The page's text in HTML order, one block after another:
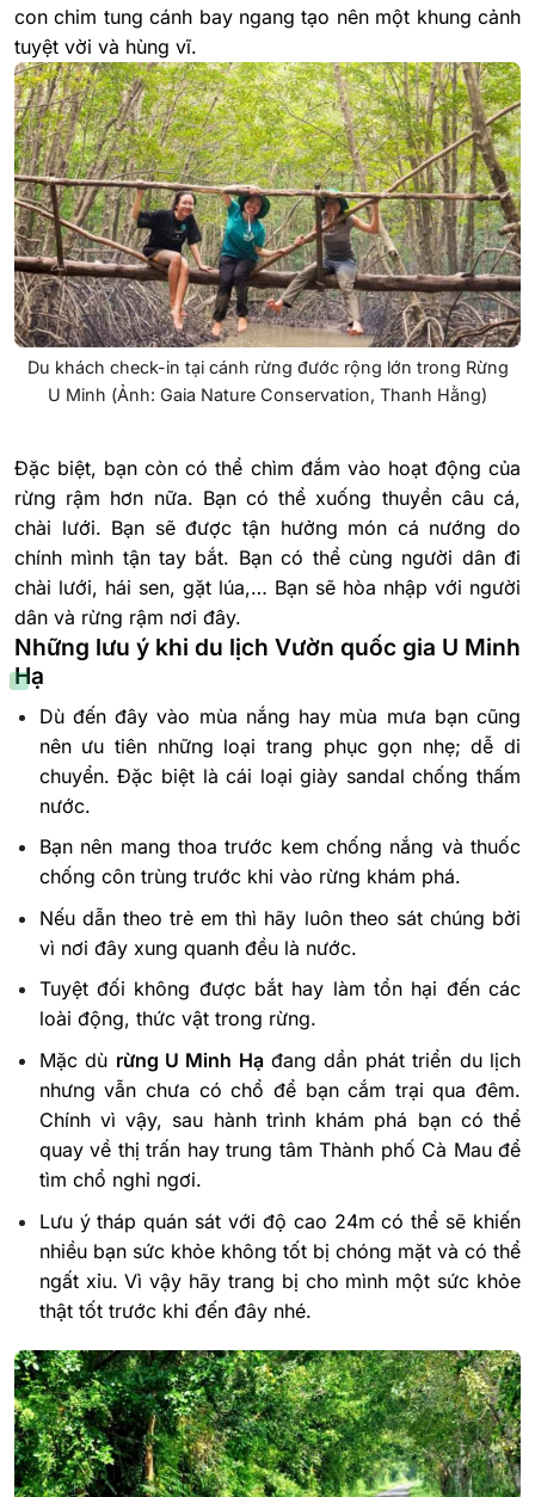
con chim tung cánh bay ngang tạo nên một khung cảnh
tuyệt vời và hùng vĩ.
Du khách check-in tại cánh rừng đước rộng lớn trong Rừng
U Minh (Ảnh: Gaia Nature Conservation, Thanh Hằng)
Đặc biệt, bạn còn có thể chìm đắm vào hoạt động của
rừng rậm hơn nữa. Bạn có thể xuống thuyền câu cá,
chài lưới. Bạn sẽ được tận hưởng món cá nướng do
chính mình tận tay bắt. Bạn có thể cùng người dân đi
chài lưới, hái sen, gặt lúa,… Bạn sẽ hòa nhập với người
dân và rừng rậm nơi đây.
Những lưu ý khi du lịch Vườn quốc gia U Minh
Hạ
Dù đến đây vào mùa nắng hay mùa mưa bạn cũng
nên ưu tiên những loại trang phục gọn nhẹ; dễ di
chuyển. Đặc biệt là cái loại giày sandal chống thấm
nước.
Bạn nên mang thoa trước kem chống nắng và thuốc
chống côn trùng trước khi vào rừng khám phá.
Nếu dẫn theo trẻ em thì hãy luôn theo sát chúng bởi
vì nơi đây xung quanh đều là nước.
Tuyệt đối không được bắt hay làm tổn hại đến các
loài động, thức vật trong rừng.
Mặc dù rừng U Minh Hạđang dần phát triển du lịch
nhưng vẫn chưa có chổ để bạn cắm trại qua đêm.
Chính vì vậy, sau hành trình khám phá bạn có thể
quay về thị trấn hay trung tâm Thành phố Cà Mau để
tìm chổ nghỉ ngơi.
Lưu ý tháp quán sát với độ cao 24m có thể sẽ khiến
nhiều bạn sức khỏe không tốt bị chóng mặt và có thể
ngất xỉu. Vì vậy hãy trang bị cho mình một sức khỏe
thật tốt trước khi đến đây nhé.